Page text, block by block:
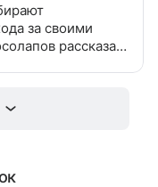
за своими
рассказал